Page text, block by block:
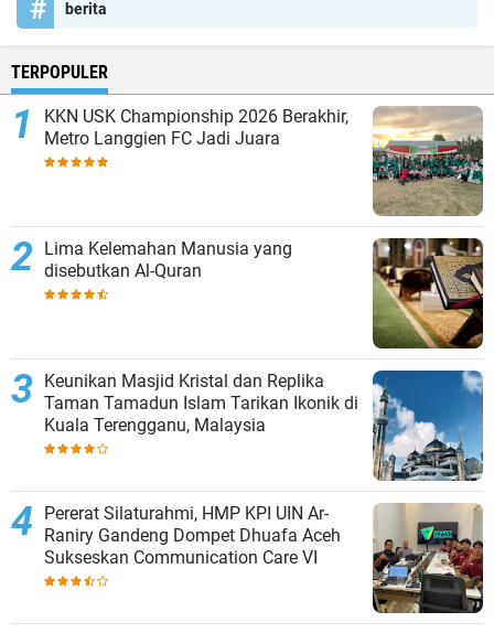
berita
TERPOPULER
KKN USK Championship 2026 Berakhir,
Metro Langgien FC Jadi Juara
Lima Kelemahan Manusia yang
disebutkan Al-Quran
Keunikan Masjid Kristal dan Replika
Taman Tamadun Islam Tarikan Ikonik di
Kuala Terengganu, Malaysia
Pererat Silaturahmi, HMP KPI UIN Ar-
Raniry Gandeng Dompet Dhuafa Aceh
Sukseskan Communication Care VI